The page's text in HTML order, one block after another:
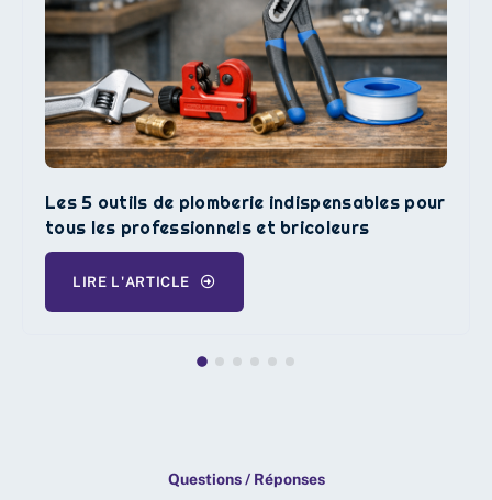
Les 5 outils de plomberie indispensables pour
tous les professionnels et bricoleurs
LIRE L'ARTICLE
Questions / Réponses